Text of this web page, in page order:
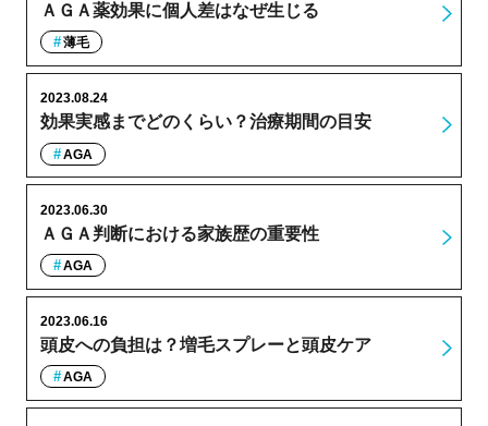
ＡＧＡ薬効果に個人差はなぜ生じる
薄毛
効果実感までどのくらい？治療期間の目安
2023.08.24
AGA
ＡＧＡ判断における家族歴の重要性
2023.06.30
AGA
頭皮への負担は？増毛スプレーと頭皮ケア
2023.06.16
AGA